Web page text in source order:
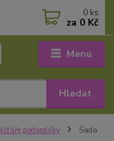
Menu
Hledat
0 ks
za 0 Kč
Sada